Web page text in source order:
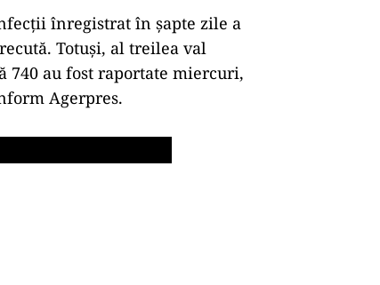
înregistrat în şapte zile a
Totuşi, al treilea val
au fost raportate miercuri,
Agerpres.